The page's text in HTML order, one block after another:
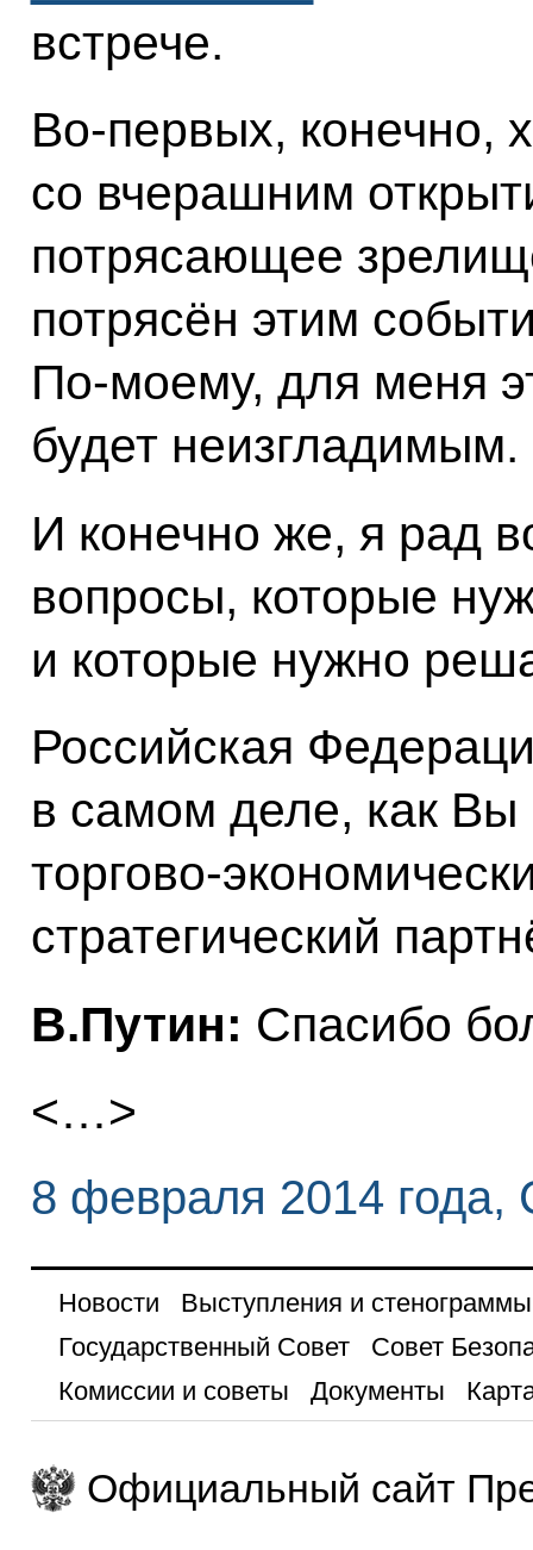
встрече.
Во‑первых, конечно,
со вчерашним
потрясающее
потрясён этим
По‑моему, для меня
будет неизгладимым.
И конечно же, я рад
вопросы, которые
и которые нужно
Российская
в самом деле, как Вы
торгово-
стратегический
В.Путин: Спасибо
<…>
8 февраля 2014 года,
Новости
Выступления и стенограммы
Государственный Совет
Совет
Комиссии и советы
Документы
Официальный сайт